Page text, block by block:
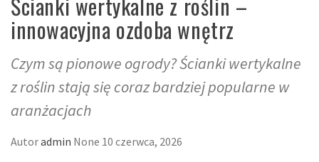
innowacyjna ozdoba wnętrz
Czym są pionowe ogrody? Ścianki wertykalne
z roślin stają się coraz bardziej popularne w
aranżacjach
Autoradmin None 10 czerwca, 2026